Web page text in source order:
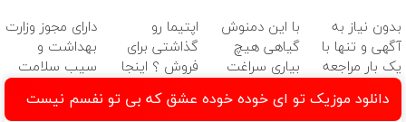
آموزش رایگان
دندان
با40%تخفیف)
بدون نیاز به
آگهی و تنها با
یک بار مراجعه
فروخته شد
با این دمنوش
گیاهی هیچ
بیاری سراغت
اپتیما رو
گذاشتی برای
فروش ؟ اینجا
دارای مجوز وزارت
بهداشت و
سیب سلامت
دانلود موزیک تو ای خوده خوده عشق که بی تو نفسم نیست